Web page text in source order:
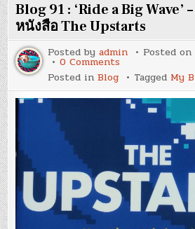
Blog 91 : ‘Ride a Big Wave’
หนังสือ The Upstarts
Posted byadmin Posted on
0 Comments
Blog
91
:
‘Ride
–
ข้อคิด
หนังสือ
The
Upstarts
Posted inBlog Tagged My